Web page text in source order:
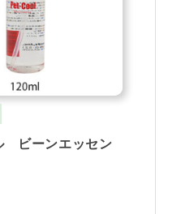
ビーンエッセン